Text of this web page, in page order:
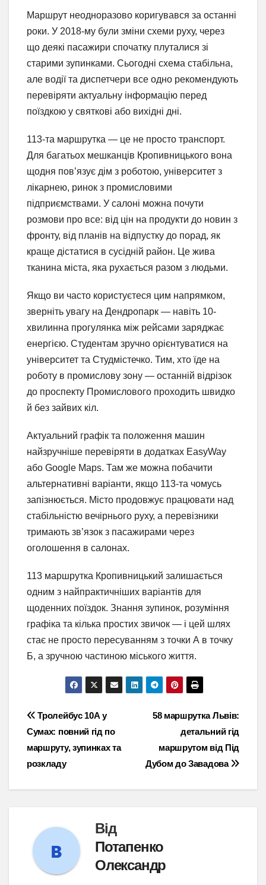
Маршрут неодноразово коригувався за останні
роки. У 2018-му були зміни схеми руху, через
що деякі пасажири спочатку плуталися зі
старими зупинками. Сьогодні схема стабільна,
але водії та диспетчери все одно рекомендують
перевіряти актуальну інформацію перед
поїздкою у святкові або вихідні дні.
113-та маршрутка — це не просто транспорт.
Для багатьох мешканців Кропивницького вона
щодня пов’язує дім з роботою, університет з
лікарнею, ринок з промисловими
підприємствами. У салоні можна почути
розмови про все: від цін на продукти до новин з
фронту, від планів на відпустку до порад, як
краще дістатися в сусідній район. Це жива
тканина міста, яка рухається разом з людьми.
Якщо ви часто користуєтеся цим напрямком,
зверніть увагу на Дендропарк — навіть 10-
хвилинна прогулянка між рейсами заряджає
енергією. Студентам зручно орієнтуватися на
університет та Студмістечко. Тим, хто їде на
роботу в промислову зону — останній відрізок
до проспекту Промислового проходить швидко
й без зайвих кіл.
Актуальний графік та положення машин
найзручніше перевіряти в додатках EasyWay
або Google Maps. Там же можна побачити
альтернативні варіанти, якщо 113-та чомусь
запізнюється. Місто продовжує працювати над
стабільністю вечірнього руху, а перевізники
тримають зв’язок з пасажирами через
оголошення в салонах.
113 маршрутка Кропивницький залишається
одним з найпрактичніших варіантів для
щоденних поїздок. Знання зупинок, розуміння
графіка та кілька простих звичок — і цей шлях
стає не просто пересуванням з точки А в точку
Б, а зручною частиною міського життя.
Навігація
записів
58 маршрутка Львів:
детальний гід
маршрутом від Під
Дубом до Завадова
Тролейбус 10А у
Сумах: повний гід по
маршруту, зупинках та
розкладу
Від
Потапенко
Олександр